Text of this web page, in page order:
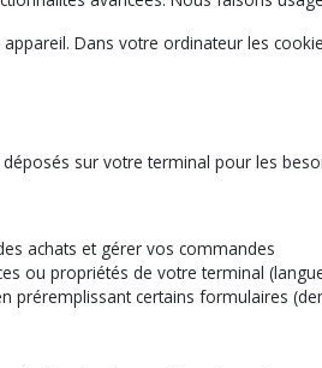
Dans votre ordinateur les
sur votre terminal pour les
achats et gérer vos commandes
ou propriétés de votre terminal
préremplissant certains formulaires